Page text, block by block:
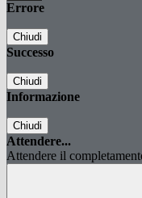
Errore
Chiudi
Successo
Chiudi
Informazione
Chiudi
Attendere...
Attendere il